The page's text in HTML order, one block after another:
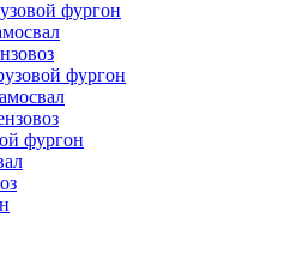
фургон
фургон
фургон